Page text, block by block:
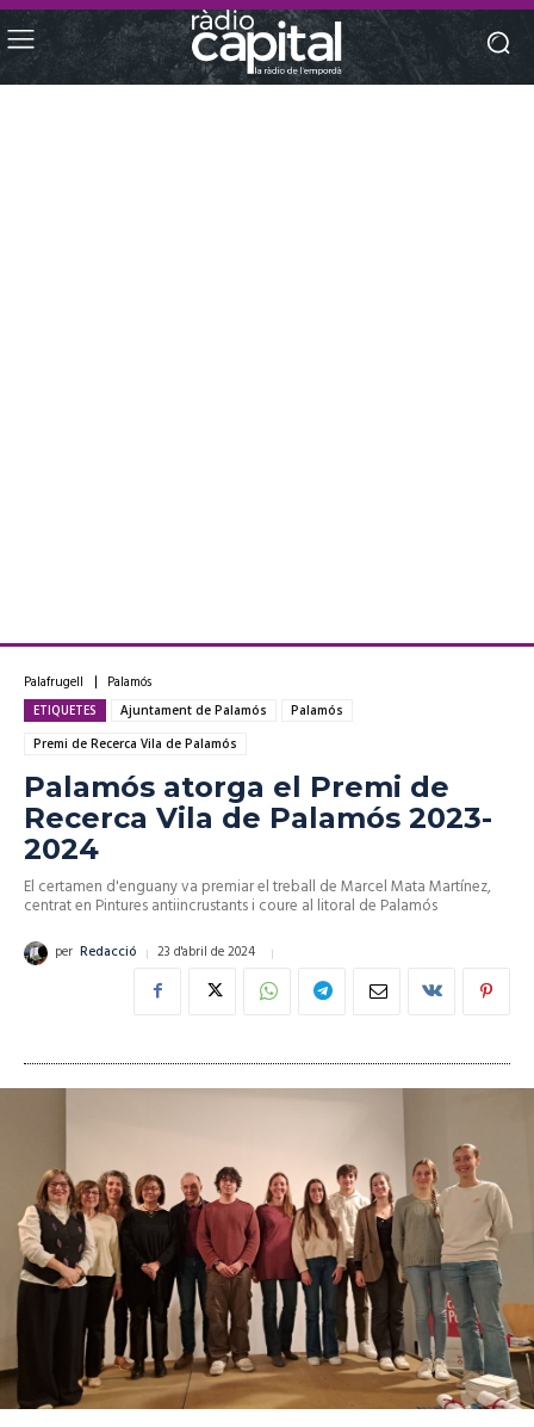
Palafrugell Palamós
ETIQUETES Ajuntament de Palamós
Palamós
Premi de Recerca Vila de Palamós
Palamós atorga el Premi de
Recerca Vila de Palamós 2023-
2024
El certamen d'enguany va premiar el treball de Marcel Mata Martínez,
centrat en Pintures antiincrustants i coure al litoral de Palamós
per Redacció 23 d'abril de 2024